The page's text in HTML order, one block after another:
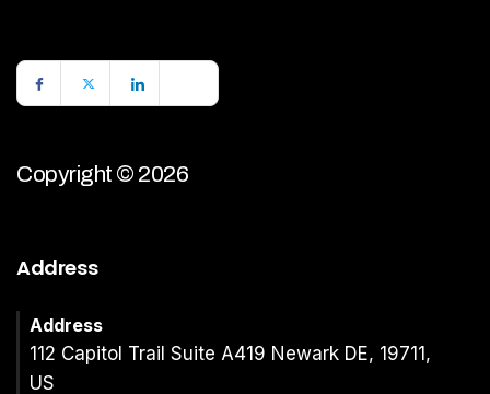
Copyright © 2026
Address
Address
112 Capitol Trail Suite A419 Newark DE, 19711,
US